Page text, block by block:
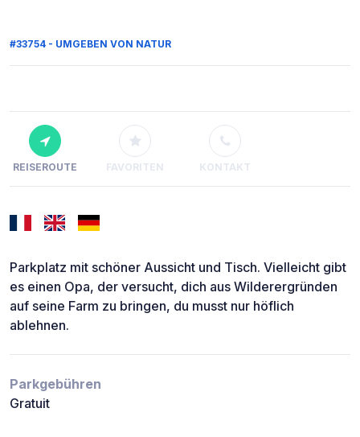
#33754 - UMGEBEN VON NATUR
REISEROUTE FAVORITEN KONTAKT
Parkplatz mit schöner Aussicht und Tisch. Vielleicht gibt
es einen Opa, der versucht, dich aus Wilderergründen
auf seine Farm zu bringen, du musst nur höflich
ablehnen.
Parkgebühren
Gratuit